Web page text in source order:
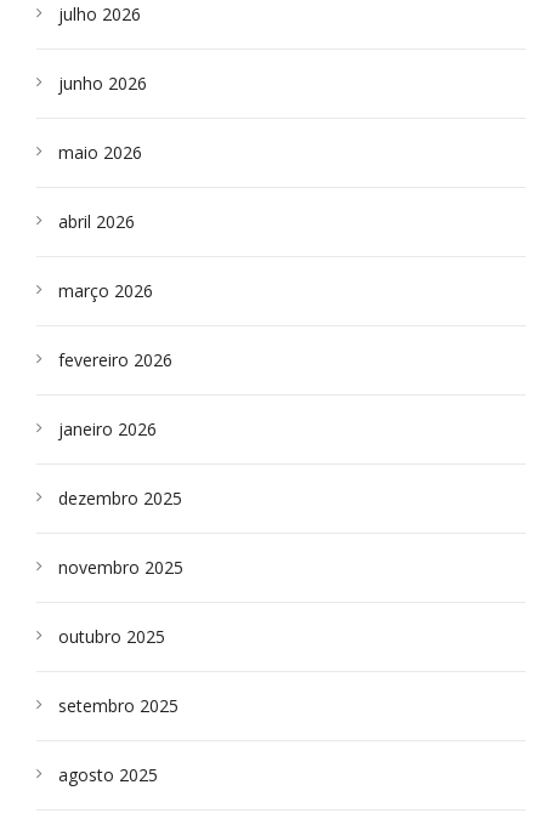
julho 2026
junho 2026
maio 2026
abril 2026
março 2026
fevereiro 2026
janeiro 2026
dezembro 2025
novembro 2025
outubro 2025
setembro 2025
agosto 2025